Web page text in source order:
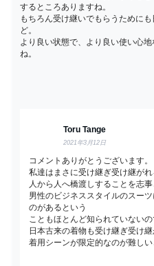
するところありますね。
もちろん受け継いでもらうために
ど。
より良い状態で、より良い使い心
ね。
Toru Tange
2021年3月12日
コメントありがとうございます。
私達はまさに受け継ぎ受け継が
人から人へ橋渡しすることを志事
男性のビジネススタイルのスー
のがあるという
こともほとんど知られていない
日本古来の着物も受け継ぎ受け
着用シーンが限定的なのが難しい